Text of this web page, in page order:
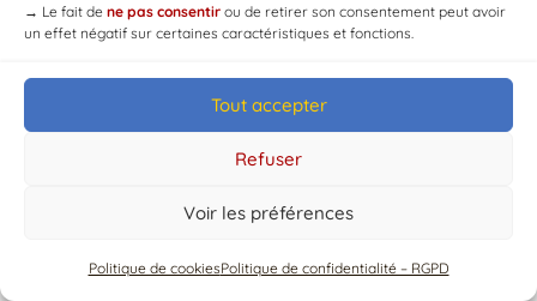
→ Le fait de ne pas consentir ou de retirer son consentement peut avoir
un effet négatif sur certaines caractéristiques et fonctions.
Tout accepter
Refuser
Voir les préférences
Politique de cookiesPolitique de confidentialité – RGPD
© Mairie de Chaource [2004-2024] | Tous droits réservés.